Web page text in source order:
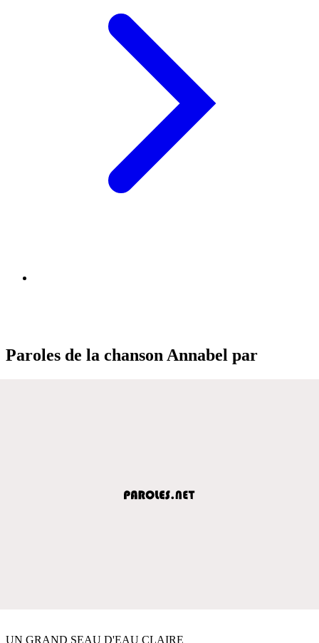
Paroles de la chanson Annabel par
UN GRAND SEAU D'EAU CLAIRE